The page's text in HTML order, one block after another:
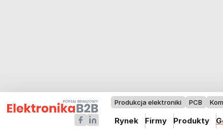
Produkcja elektroniki PCB
Rynek Firmy Produkty